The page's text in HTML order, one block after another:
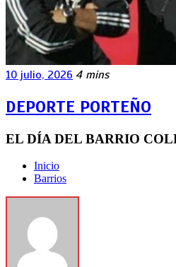
10 julio, 2026 4 mins
DEPORTE PORTEÑO
EL DÍA DEL BARRIO
Inicio
Barrios